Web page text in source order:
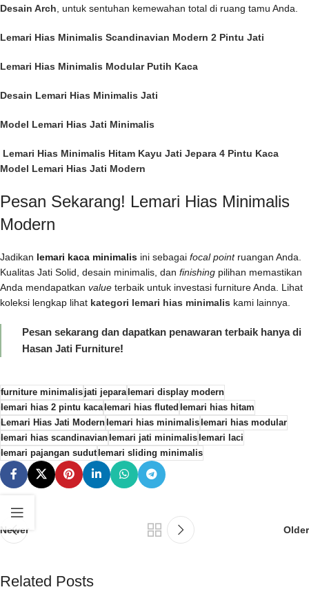
Desain Arch , untuk sentuhan kemewahan total di ruang tamu Anda.
Lemari Hias Minimalis Scandinavian Modern 2 Pintu Jati
Lemari Hias Minimalis Modular Putih Kaca
Desain Lemari Hias Minimalis Jati
Model Lemari Hias Jati Minimalis
Lemari Hias Minimalis Hitam Kayu Jati Jepara 4 Pintu Kaca
Model Lemari Hias Jati Modern
Pesan Sekarang! Lemari Hias Minimalis
Modern
Jadikan lemari kaca minimalis ini sebagai focal pointruangan Anda.
Kualitas Jati Solid, desain minimalis, dan finishing pilihan memastikan
Anda mendapatkan value terbaik untuk investasi furniture Anda. Lihat
koleksi lengkap lihat kategori lemari hias minimalis kami lainnya.
Pesan sekarang dan dapatkan penawaran terbaik hanya di
Hasan Jati Furniture!
furniture minimalisjati jeparalemari display modern
lemari hias 2 pintu kacalemari hias fluted lemari hias hitam
Lemari Hias Jati Modernlemari hias minimalislemari hias modular
lemari hias scandinavianlemari jati minimalislemari laci
lemari pajangan sudutlemari sliding minimalis
Newer Older
Related Posts